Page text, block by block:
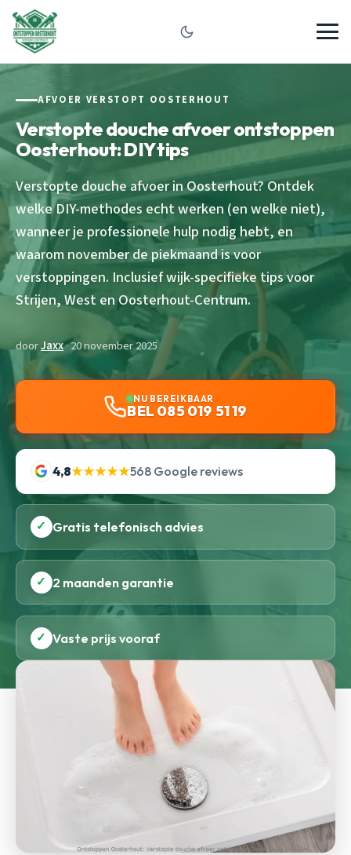
AFVOER VERSTOPT OOSTERHOUT
Verstopte douche afvoer ontstoppen
Oosterhout: DIY tips
Verstopte douche afvoer in Oosterhout? Ontdek
welke DIY-methodes echt werken (en welke niet),
wanneer je professionele hulp nodig hebt, en
waarom november de piekmaand is voor
verstoppingen. Inclusief wijk-specifieke tips voor
Strijen, West en Oosterhout-Centrum.
doorJaxx· 20 november 2025
NU BEREIKBAAR
BEL 085 019 51 19
4,8★★★★★568 Google reviews
✓ Gratis telefonisch advies
✓ 2 maanden garantie
✓ Vaste prijs vooraf